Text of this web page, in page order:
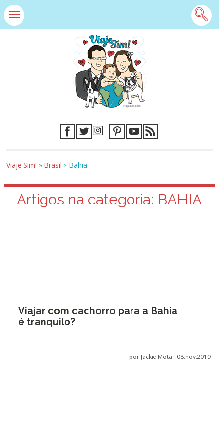
Viaje Sim! » Brasil » Bahia
Artigos na categoria: BAHIA
Viajar com cachorro para a Bahia
é tranquilo?
por Jackie Mota - 08.nov.2019